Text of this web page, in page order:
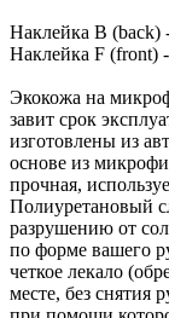
Наклейка B (back)
Наклейка F (front)
Экокожа на
завит срок
изготовлены из
основе из
прочная,
Полиуретановый
разрушению от
по форме вашего
четкое лекало
месте, без снятия